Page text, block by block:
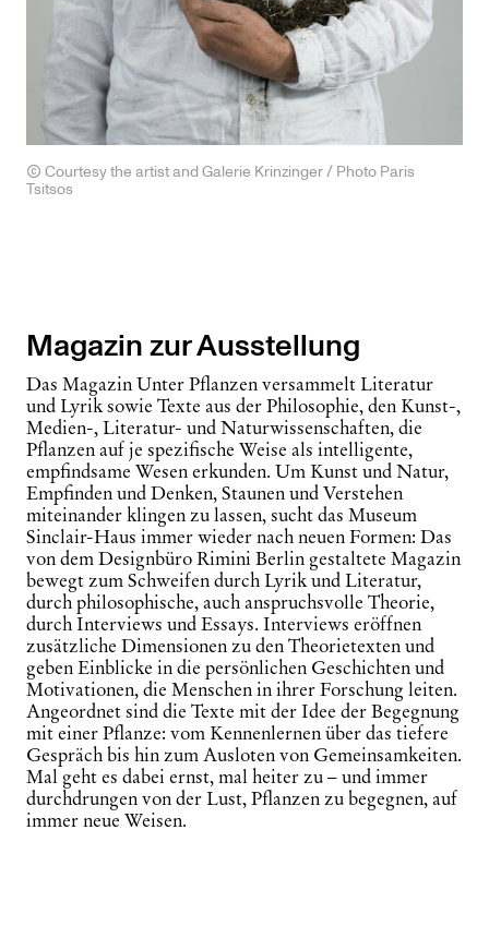
Courtesy the artist and Galerie Krinzinger / Photo Paris
Tsitsos
Magazin zur Ausstellung
Das MagazinUnter Pflanzenversammelt Literatur
und Lyrik sowie Texte aus der Philosophie, den Kunst-,
Medien-, Literatur- und Naturwissenschaften, die
Pflanzen auf je spezifische Weise als intelligente,
empfindsame Wesen erkunden. Um Kunst und Natur,
Empfinden und Denken, Staunen und Verstehen
miteinander klingen zu lassen, sucht das Museum
Sinclair-Haus immer wieder nach neuen Formen: Das
von dem Designbüro Rimini Berlin gestaltete Magazin
bewegt zum Schweifen durch Lyrik und Literatur,
durch philosophische, auch anspruchsvolle Theorie,
durch Interviews und Essays. Interviews eröffnen
zusätzliche Dimensionen zu den Theorietexten und
geben Einblicke in die persönlichen Geschichten und
Motivationen, die Menschen in ihrer Forschung leiten.
Angeordnet sind die Texte mit der Idee der Begegnung
mit einer Pflanze: vom Kennenlernen über das tiefere
Gespräch bis hin zum Ausloten von Gemeinsamkeiten.
Mal geht es dabei ernst, mal heiter zu – und immer
durchdrungen von der Lust, Pflanzen zu begegnen, auf
immer neue Weisen.